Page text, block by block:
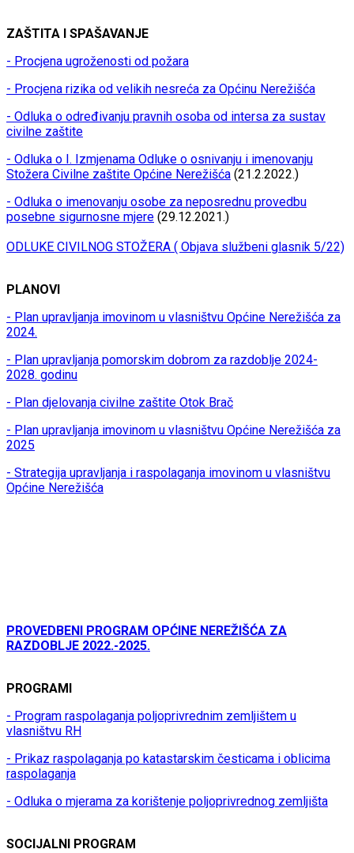
ZAŠTITA I SPAŠAVANJE
- Procjena ugroženosti od požara
- Procjena rizika od velikih nesreća za Općinu Nerežišća
- Odluka o određivanju pravnih osoba od intersa za sustav
civilne zaštite
- Odluka o I. Izmjenama Odluke o osnivanju i imenovanju
Stožera Civilne zaštite Općine Nerežišća (21.2.2022.)
- Odluka o imenovanju osobe za neposrednu provedbu
posebne sigurnosne mjere (29.12.2021.)
ODLUKE CIVILNOG STOŽERA ( Objava službeni glasnik 5/22)
PLANOVI
- Plan upravljanja imovinom u vlasništvu Općine Nerežišća za
2024.
- Plan upravljanja pomorskim dobrom za razdoblje 2024-
2028. godinu
- Plan djelovanja civilne zaštite Otok Brač
- Plan upravljanja imovinom u vlasništvu Općine Nerežišća za
2025
- Strategija upravljanja i raspolaganja imovinom u vlasništvu
Općine Nerežišća
PROVEDBENI PROGRAM OPĆINE NEREŽIŠĆA ZA
RAZDOBLJE 2022.-2025.
PROGRAMI
- Program raspolaganja poljoprivrednim zemljištem u
vlasništvu RH
- Prikaz raspolaganja po katastarskim česticama i oblicima
raspolaganja
- Odluka o mjerama za korištenje poljoprivrednog zemljišta
SOCIJALNI PROGRAM